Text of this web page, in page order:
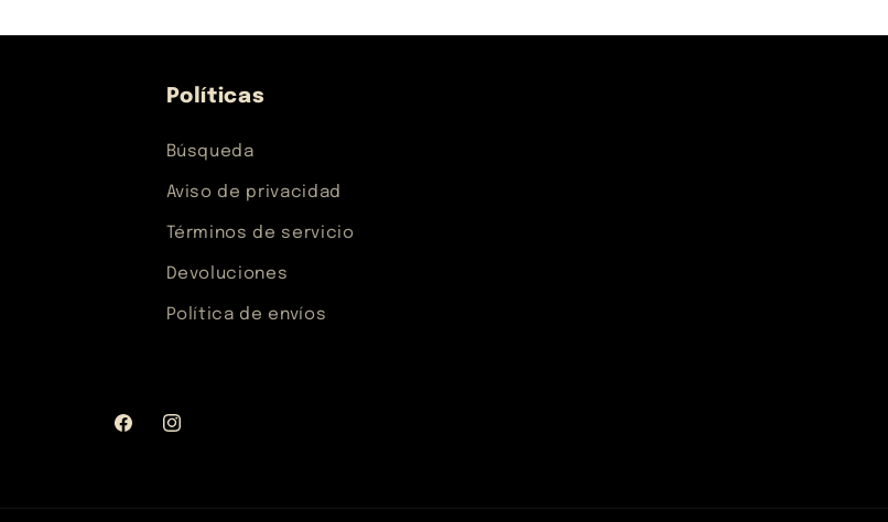
Políticas
Búsqueda
Aviso de privacidad
Términos de servicio
Devoluciones
Política de envíos
FacebookInstagram